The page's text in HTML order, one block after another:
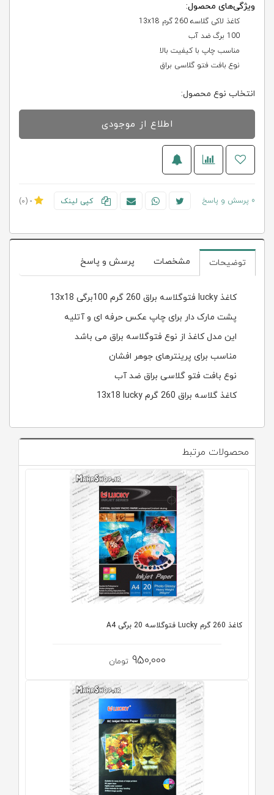
ویژگی‌های محصول:
کاغذ لاکی گلاسه 260 گرم 13x18
100 برگ ضد آب
مناسب چاپ با کیفیت بالا
نوع بافت فتو گلاسی براق
انتخاب نوع محصول:
اطلاع از موجودی
0 پرسش و پاسخ کپی لینک -
(0)
توضیحات مشخصات پرسش و پاسخ
کاغذ lucky فتوگلاسه براق 260 گرم 100برگی 13x18
پشت مارک دار برای چاپ عکس حرفه ای و آتلیه
این مدل کاغذ از نوع فتوگلاسه براق می باشد
مناسب برای پرینترهای جوهر افشان
نوع بافت فتو گلاسی براق ضد آب
کاغذ گلاسه براق 260 گرم 13x18 lucky
محصولات مرتبط
کاغذ 260 گرم Lucky فتوگلاسه 20 برگی A4
950,000 تومان